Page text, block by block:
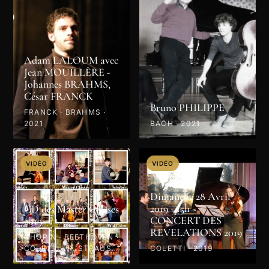
Adam LALOUM avec
Jean MOUILLÈRE -
Johannes BRAHMS,
César FRANCK
FRANCK · BRAHMS ·
2021
Bruno PHILIPPE
BACH · 2021
VIDÉO
CD des Master Classes
2019
CHOPIN · BEETHOVEN ·
COLETTI · R. STRAUSS
· PROKOFIEV · MOZART
VIDÉO
Dimanche 28 Avril
2019 - 15h -
CONCERT DES
REVELATIONS 2019
COLETTI · 2019